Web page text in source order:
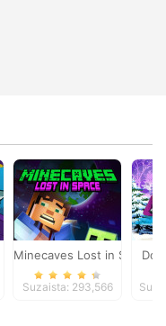
Minecaves Lost in Space
Suzaista: 293,566